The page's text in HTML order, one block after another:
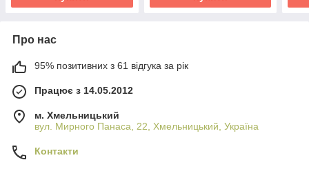
Про нас
95% позитивних з 61 відгука за рік
Працює з 14.05.2012
м. Хмельницький
вул. Мирного Панаса, 22, Хмельницький, Україна
Контакти